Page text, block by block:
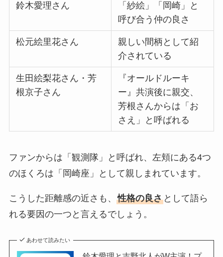
鈴木愛理さん
「紗絵」「岡崎」と
呼び合う仲の良さ
松元絵里花さん
親しい間柄として紹
介されている
生田絵梨花さん・芳
根京子さん
『オールドルーキ
ー』共演後に親交、
芳根さんからは「お
さえ」と呼ばれる
ファンからは「観測隊」と呼ばれ、左頬にある4つ
のほくろは「岡崎座」として親しまれています。
こうした距離感の近さも、 性格の良さとして語ら
れる要因の一つと言えるでしょう。
あわせて読みたい